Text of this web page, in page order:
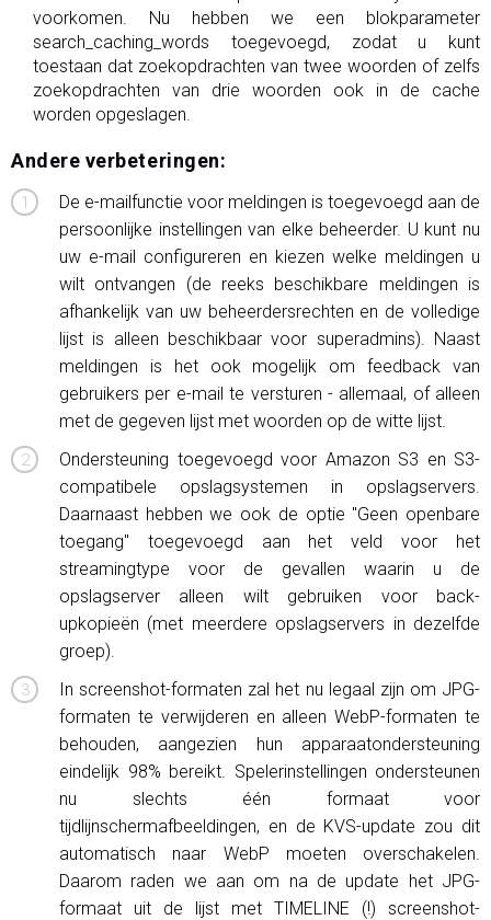
voorkomen. Nu hebben we een blokparameter
search_caching_words toegevoegd, zodat u kunt
toestaan ​​dat zoekopdrachten van twee woorden of zelfs
zoekopdrachten van drie woorden ook in de cache
worden opgeslagen.
Andere verbeteringen:
De e-mailfunctie voor meldingen is toegevoegd aan de
persoonlijke instellingen van elke beheerder. U kunt nu
uw e-mail configureren en kiezen welke meldingen u
wilt ontvangen (de reeks beschikbare meldingen is
afhankelijk van uw beheerdersrechten en de volledige
lijst is alleen beschikbaar voor superadmins). Naast
meldingen is het ook mogelijk om feedback van
gebruikers per e-mail te versturen - allemaal, of alleen
met de gegeven lijst met woorden op de witte lijst.
Ondersteuning toegevoegd voor Amazon S3 en S3-
compatibele opslagsystemen in opslagservers.
Daarnaast hebben we ook de optie "Geen openbare
toegang" toegevoegd aan het veld voor het
streamingtype voor de gevallen waarin u de
opslagserver alleen wilt gebruiken voor back-
upkopieën (met meerdere opslagservers in dezelfde
groep).
In screenshot-formaten zal het nu legaal zijn om JPG-
formaten te verwijderen en alleen WebP-formaten te
behouden, aangezien hun apparaatondersteuning
eindelijk 98% bereikt. Spelerinstellingen ondersteunen
nu slechts één formaat voor
tijdlijnschermafbeeldingen, en de KVS-update zou dit
automatisch naar WebP moeten overschakelen.
Daarom raden we aan om na de update het JPG-
formaat uit de lijst met TIMELINE (!) screenshot-